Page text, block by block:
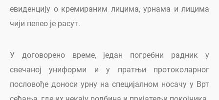
евиденцију о кремираним лицима, урнама и лицима
чији пепео је расут.
У договорено време, један погребни радник у
свечаној униформи и у пратњи протоколарног
пословође доноси урну на специјалном носачу у Врт